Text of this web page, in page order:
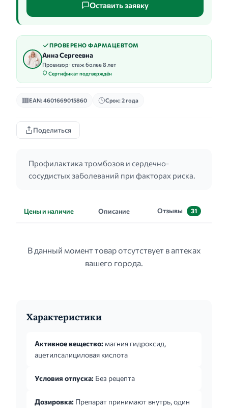
Оставить заявку
ПРОВЕРЕНО ФАРМАЦЕВТОМ
Анна Сергеевна
Провизор · стаж более 8 лет
Сертификат подтверждён
EAN: 4601669015860 Срок: 2 года
Поделиться
Профилактика тромбозов и сердечно-
сосудистых заболеваний при факторах риска.
Цены и наличие Описание Отзывы 31
В данный момент товар отсутствует в аптеках
вашего города.
Характеристики
Активное вещество: магния гидроксид,
ацетилсалициловая кислота
Условия отпуска: Без рецепта
Дозировка: Препарат принимают внутрь, один